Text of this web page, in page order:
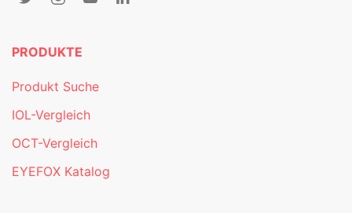
PRODUKTE
Produkt Suche
IOL-Vergleich
OCT-Vergleich
EYEFOX Katalog